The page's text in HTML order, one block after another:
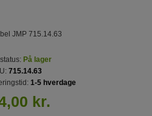
JMP 715.14.63
På lager
715.14.63
1-5 hverdage
kr.